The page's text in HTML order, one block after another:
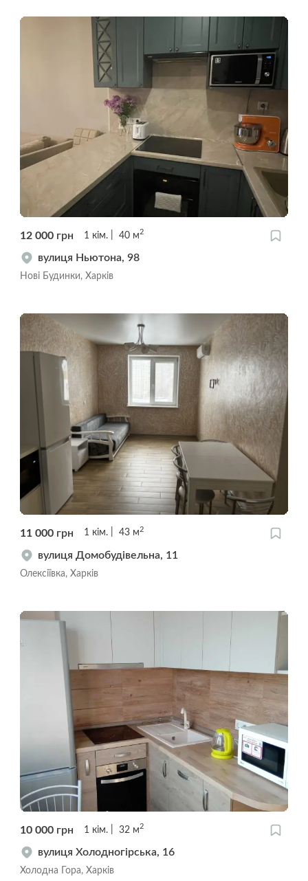
12 000 грн 1 кім. 40 м2
вулиця Ньютона, 98
Нові Будинки, Харків
11 000 грн 1 кім. 43 м 2
вулиця Домобудівельна, 11
Олексіївка, Харків
10 000 грн 1 кім. 32 м2
вулиця Холодногірська, 16
Холодна Гора, Харків